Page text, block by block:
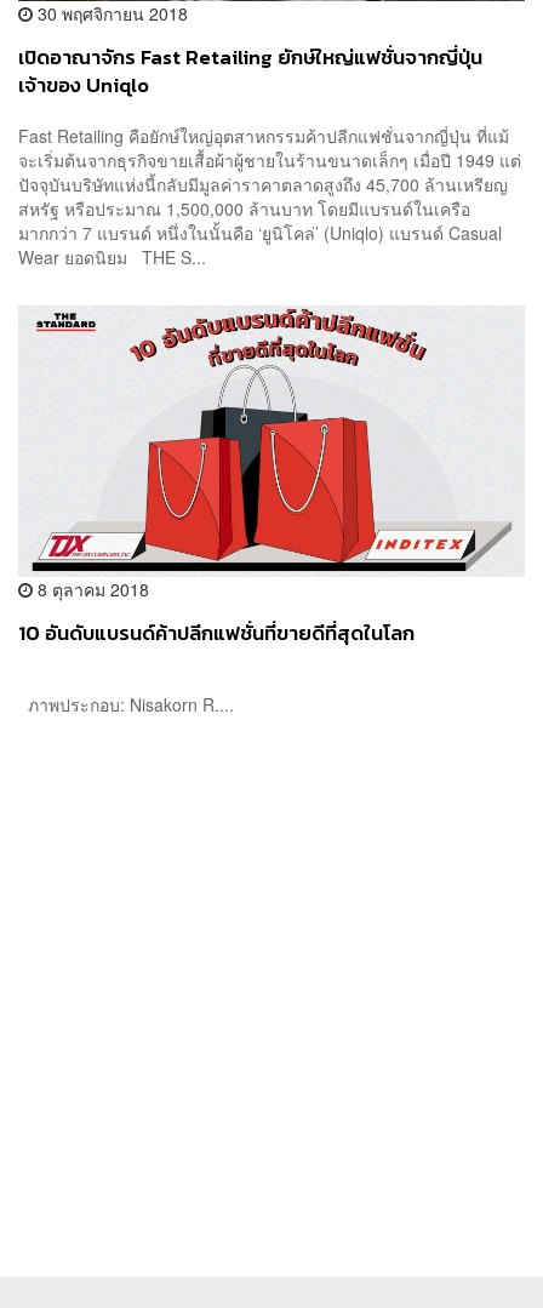
30 พฤศจิกายน 2018
เปิดอาณาจักร Fast Retailing ยักษ์ใหญ่แฟชั่นจากญี่ปุ่น
เจ้าของ Uniqlo
Fast Retailing คือยักษ์ใหญ่อุตสาหกรรมค้าปลีกแฟชั่นจากญี่ปุ่น ที่แม้
จะเริ่มต้นจากธุรกิจขายเสื้อผ้าผู้ชายในร้านขนาดเล็กๆ เมื่อปี 1949 แต่
ปัจจุบันบริษัทแห่งนี้กลับมีมูลค่าราคาตลาดสูงถึง 45,700 ล้านเหรียญ
สหรัฐ หรือประมาณ 1,500,000 ล้านบาท โดยมีแบรนด์ในเครือ
มากกว่า 7 แบรนด์ หนึ่งในนั้นคือ ‘ยูนิโคล่’ (Uniqlo) แบรนด์ Casual
Wear ยอดนิยม THE S...
8 ตุลาคม 2018
10 อันดับแบรนด์ค้าปลีกแฟชั่นที่ขายดีที่สุดในโลก
ภาพประกอบ: Nisakorn R....